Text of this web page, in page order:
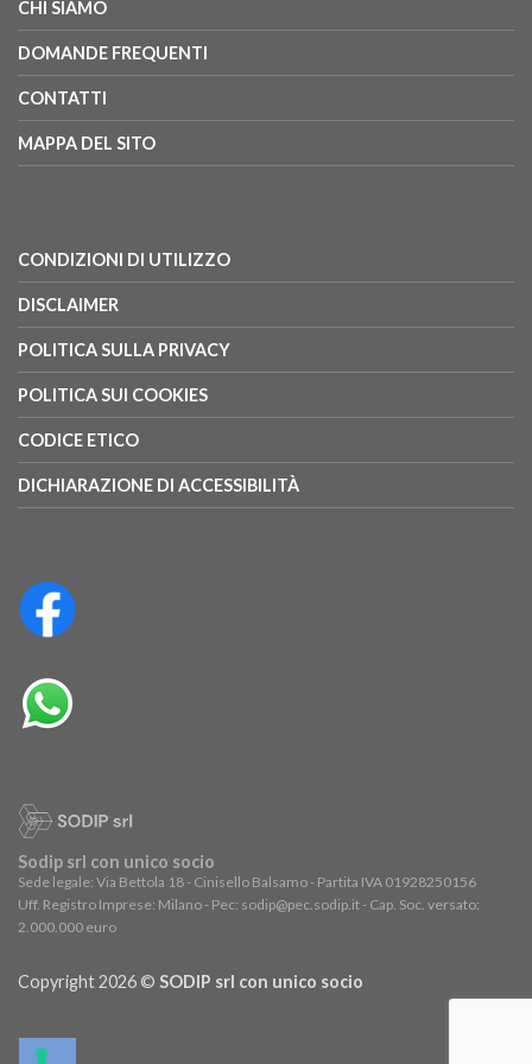
CHI SIAMO
DOMANDE FREQUENTI
CONTATTI
MAPPA DEL SITO
CONDIZIONI DI UTILIZZO
DISCLAIMER
POLITICA SULLA PRIVACY
POLITICA SUI COOKIES
CODICE ETICO
DICHIARAZIONE DI ACCESSIBILITÀ
Sodip srl con unico socio
Sede legale: Via Bettola 18 - Cinisello Balsamo - Partita IVA 01928250156
Uff. Registro Imprese: Milano - Pec: sodip@pec.sodip.it - Cap. Soc. versato:
2.000.000 euro
Copyright 2026 © SODIP srl con unico socio